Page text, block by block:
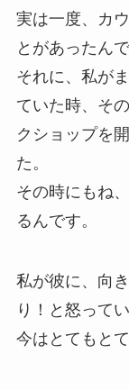
実は一度、カ
とがあったん
それに、私が
ていた時、そ
クショップを
た。
その時にもね
るんです。
私が彼に、向
り！と怒って
今はとてもと